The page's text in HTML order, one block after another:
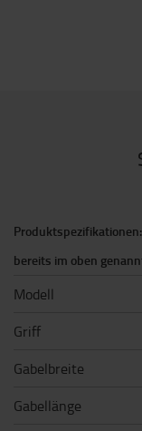
bereits im oben
Modell
Griff
Gabelbreite
Gabellänge